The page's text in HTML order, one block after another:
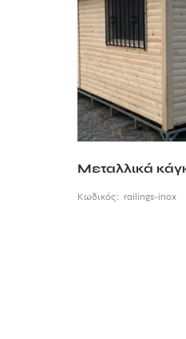
Μεταλλικά
Κωδικός: railings-inox